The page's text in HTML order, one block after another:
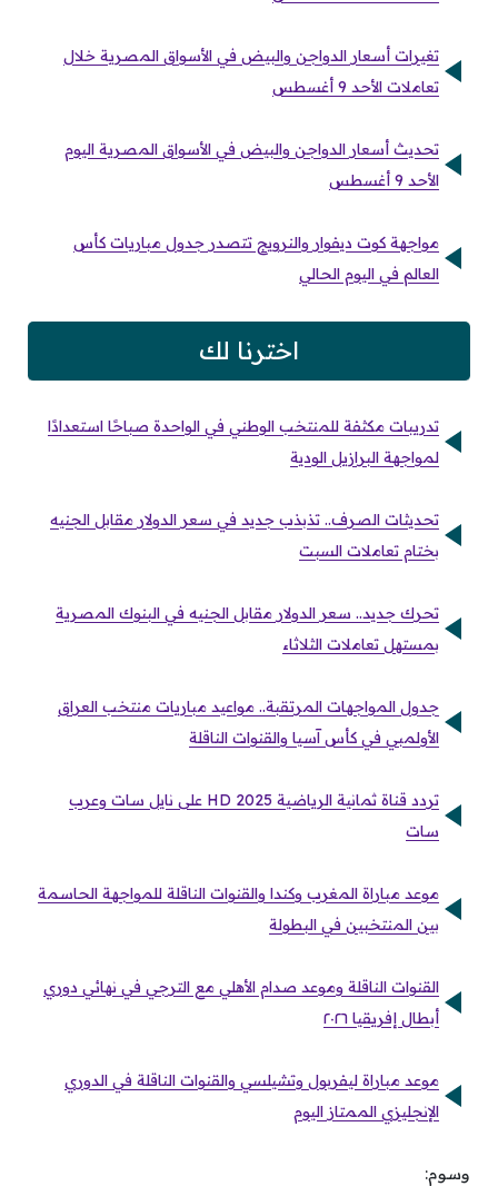
تغيرات أسعار الدواجن والبيض في الأسواق المصرية خلال
تعاملات الأحد 9 أغسطس
تحديث أسعار الدواجن والبيض في الأسواق المصرية اليوم
الأحد 9 أغسطس
مواجهة كوت ديفوار والنرويج تتصدر جدول مباريات كأس
العالم في اليوم الحالي
اخترنا لك
تدريبات مكثفة للمنتخب الوطني في الواحدة صباحًا استعدادًا
لمواجهة البرازيل الودية
تحديثات الصرف.. تذبذب جديد في سعر الدولار مقابل الجنيه
بختام تعاملات السبت
تحرك جديد.. سعر الدولار مقابل الجنيه في البنوك المصرية
بمستهل تعاملات الثلاثاء
جدول المواجهات المرتقبة.. مواعيد مباريات منتخب العراق
الأولمبي في كأس آسيا والقنوات الناقلة
تردد قناة ثمانية الرياضية 2025 HD على نايل سات وعرب
سات
موعد مباراة المغرب وكندا والقنوات الناقلة للمواجهة الحاسمة
بين المنتخبين في البطولة
القنوات الناقلة وموعد صدام الأهلي مع الترجي في نهائي دوري
أبطال إفريقيا ٢٠٢٦
موعد مباراة ليفربول وتشيلسي والقنوات الناقلة في الدوري
الإنجليزي الممتاز اليوم
وسوم: